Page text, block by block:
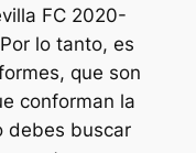
FC 2020-
lo tanto, es
que son
conforman la
debes buscar